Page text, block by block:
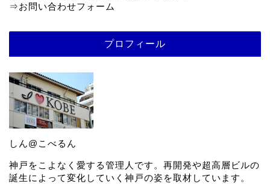
⇒お問い合わせフォーム
プロフィール
しん@こべるん
神戸をこよなく愛する管理人です。再開発や超高層ビルの
誕生によって変化していく神戸の姿を取材しています。